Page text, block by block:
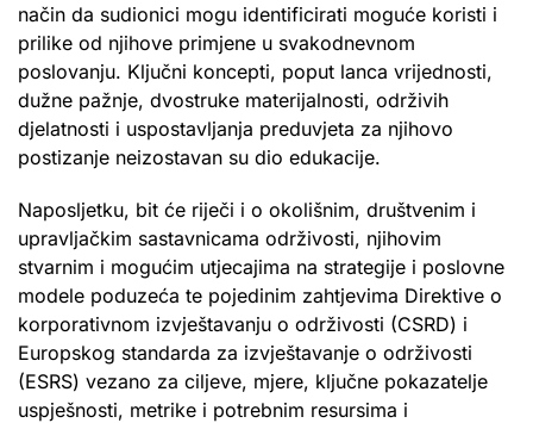
način da sudionici mogu identificirati moguće koristi i
prilike od njihove primjene u svakodnevnom
poslovanju. Ključni koncepti, poput lanca vrijednosti,
dužne pažnje, dvostruke materijalnosti, održivih
djelatnosti i uspostavljanja preduvjeta za njihovo
postizanje neizostavan su dio edukacije.
Naposljetku, bit će riječi i o okolišnim, društvenim i
upravljačkim sastavnicama održivosti, njihovim
stvarnim i mogućim utjecajima na strategije i poslovne
modele poduzeća te pojedinim zahtjevima Direktive o
korporativnom izvještavanju o održivosti (CSRD) i
Europskog standarda za izvještavanje o održivosti
(ESRS) vezano za ciljeve, mjere, ključne pokazatelje
uspješnosti, metrike i potrebnim resursima i